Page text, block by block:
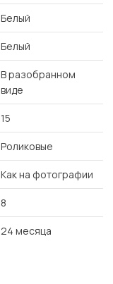
Белый
Белый
В разобранном
виде
15
Роликовые
Как на фотографии
8
24 месяца